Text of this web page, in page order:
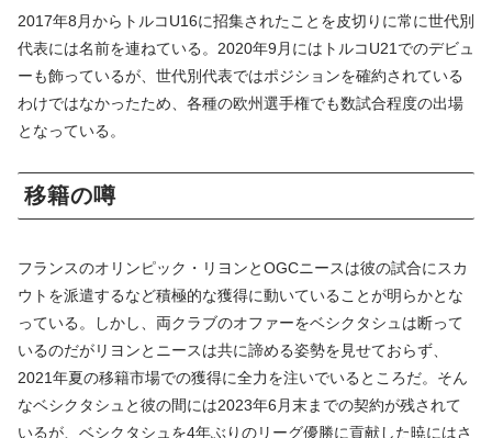
2017年8月からトルコU16に招集されたことを皮切りに常に世代別
代表には名前を連ねている。2020年9月にはトルコU21でのデビュ
ーも飾っているが、世代別代表ではポジションを確約されている
わけではなかったため、各種の欧州選手権でも数試合程度の出場
となっている。
移籍の噂
フランスのオリンピック・リヨンとOGCニースは彼の試合にスカ
ウトを派遣するなど積極的な獲得に動いていることが明らかとな
っている。しかし、両クラブのオファーをベシクタシュは断って
いるのだがリヨンとニースは共に諦める姿勢を見せておらず、
2021年夏の移籍市場での獲得に全力を注いでいるところだ。そん
なベシクタシュと彼の間には2023年6月末までの契約が残されて
いるが、ベシクタシュを4年ぶりのリーグ優勝に貢献した暁にはさ